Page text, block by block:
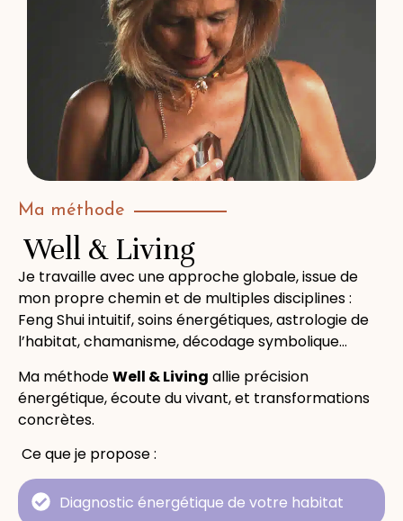
Ma méthode
Well & Living
Je travaille avec une approche globale, issue de
mon propre chemin et de multiples disciplines :
Feng Shui intuitif, soins énergétiques, astrologie de
l’habitat, chamanisme, décodage symbolique…
Ma méthodeWell & Living allie précision
énergétique, écoute du vivant, et transformations
concrètes.
Ce que je propose :
Diagnostic énergétique de votre habitat